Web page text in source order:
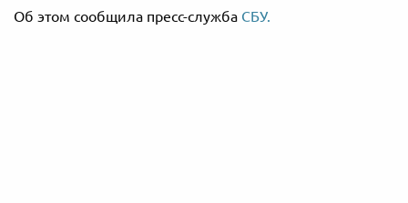
Об этом сообщила пресс-служба СБУ.